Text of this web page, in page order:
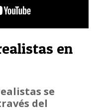
en
se
del